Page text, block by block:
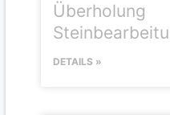
Überholung
DETAILS »